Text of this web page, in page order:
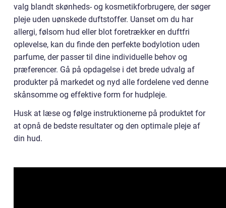
valg blandt skønheds- og kosmetikforbrugere, der søger
pleje uden uønskede duftstoffer. Uanset om du har
allergi, følsom hud eller blot foretrækker en duftfri
oplevelse, kan du finde den perfekte bodylotion uden
parfume, der passer til dine individuelle behov og
præferencer. Gå på opdagelse i det brede udvalg af
produkter på markedet og nyd alle fordelene ved denne
skånsomme og effektive form for hudpleje.
Husk at læse og følge instruktionerne på produktet for
at opnå de bedste resultater og den optimale pleje af
din hud.